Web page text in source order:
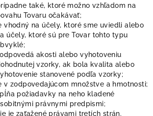
také, ktoré možno vzhľadom na
Tovaru očakávať;
vhodný na účely, ktoré sme uviedli alebo
účely, ktoré sú pre Tovar tohto typu
akosti alebo vyhotoveniu
vzorky, ak bola kvalita alebo
stanovené podľa vzorky;
v zodpovedajúcom množstve a hmotnosti;
požiadavky na neho kladené
právnymi predpismi;
je zaťažené právami tretích strán.